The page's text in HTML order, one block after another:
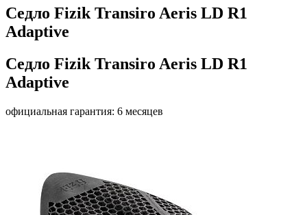
Седло Fizik Transiro Aeris LD R1
Adaptive
Седло Fizik Transiro Aeris LD R1
Adaptive
официальная гарантия: 6 месяцев